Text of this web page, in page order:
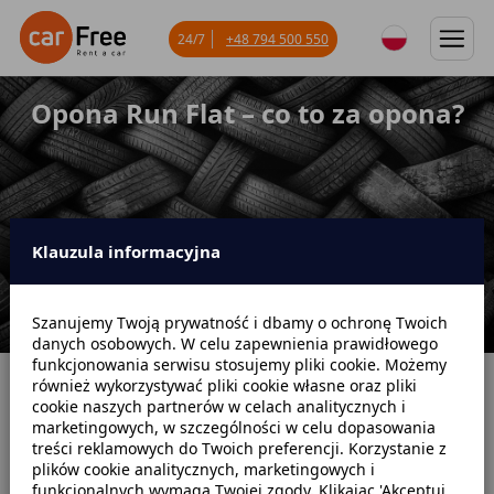
Opona Run Flat – co to za opona?
24/7 +48 794 500 550
Strona główna Blog
Poradniki samochodowe
Opona Run Flat – co to za opona?
Klauzula informacyjna
Szanujemy Twoją prywatność i dbamy o ochronę Twoich
danych osobowych. W celu zapewnienia prawidłowego
funkcjonowania serwisu stosujemy pliki cookie. Możemy
również wykorzystywać pliki cookie własne oraz pliki
cookie naszych partnerów w celach analitycznych i
marketingowych, w szczególności w celu dopasowania
treści reklamowych do Twoich preferencji. Korzystanie z
plików cookie analitycznych, marketingowych i